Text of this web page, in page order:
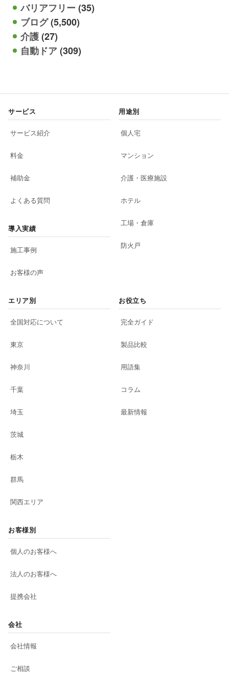
バリアフリー(35)
ブログ(5,500)
介護(27)
自動ドア(309)
サービス
サービス紹介
料金
補助金
よくある質問
導入実績
施工事例
お客様の声
用途別
個人宅
マンション
介護・医療施設
ホテル
工場・倉庫
防火戸
エリア別
全国対応について
東京
神奈川
千葉
埼玉
茨城
栃木
群馬
関西エリア
お役立ち
完全ガイド
製品比較
用語集
コラム
最新情報
お客様別
個人のお客様へ
法人のお客様へ
提携会社
会社
会社情報
ご相談